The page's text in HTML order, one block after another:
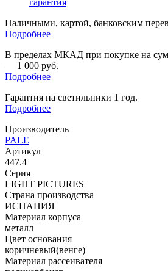
гарантия
Наличными, картой, банковским
Подробнее
В пределах МКАД при покупке на
— 1 000 руб.
Подробнее
Гарантия на светильники 1 год.
Подробнее
Производитель
PALE
Артикул
447.4
Серия
LIGHT PICTURES
Страна производства
ИСПАНИЯ
Материал корпуса
металл
Цвет основания
коричневый(венге)
Материал рассеивателя